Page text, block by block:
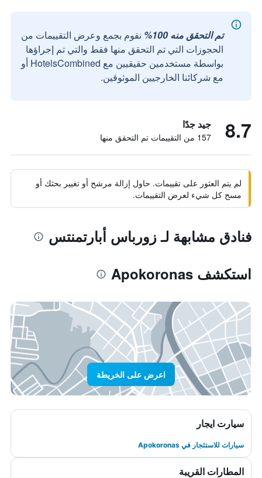
تم التحقق منه 100%
نقوم بجمع وعرض التقييمات من
الحجوزات التي تم التحقق منها فقط والتي تم إجراؤها
بواسطة مستخدمين حقيقيين مع HotelsCombined أو
مع شركائنا الخارجيين الموثوقين.
8.7 جيد جدًا
157 من التقييمات تم التحقق منها
لم يتم العثور على تقييمات. حاول إزالة مرشح أو تغيير بحثك أو
مسح كل شيء لعرض التقييمات.
فنادق مشابهة لـ زورباس أبارتمنتس
استكشف Apokoronas
اعرض على الخريطة
سيارت ايجار
سيارات للاستئجار في Apokoronas
المطارات القريبة